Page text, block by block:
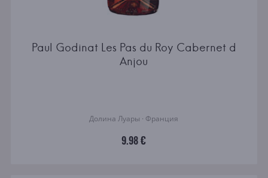
Paul Godinat Les Pas du Roy Cabernet d
Anjou
Долина Луары · Франция
9.98 €